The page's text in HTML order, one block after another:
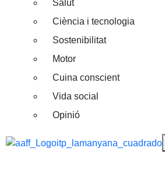
Salut
Ciència i tecnologia
Sostenibilitat
Motor
Cuina conscient
Vida social
Opinió